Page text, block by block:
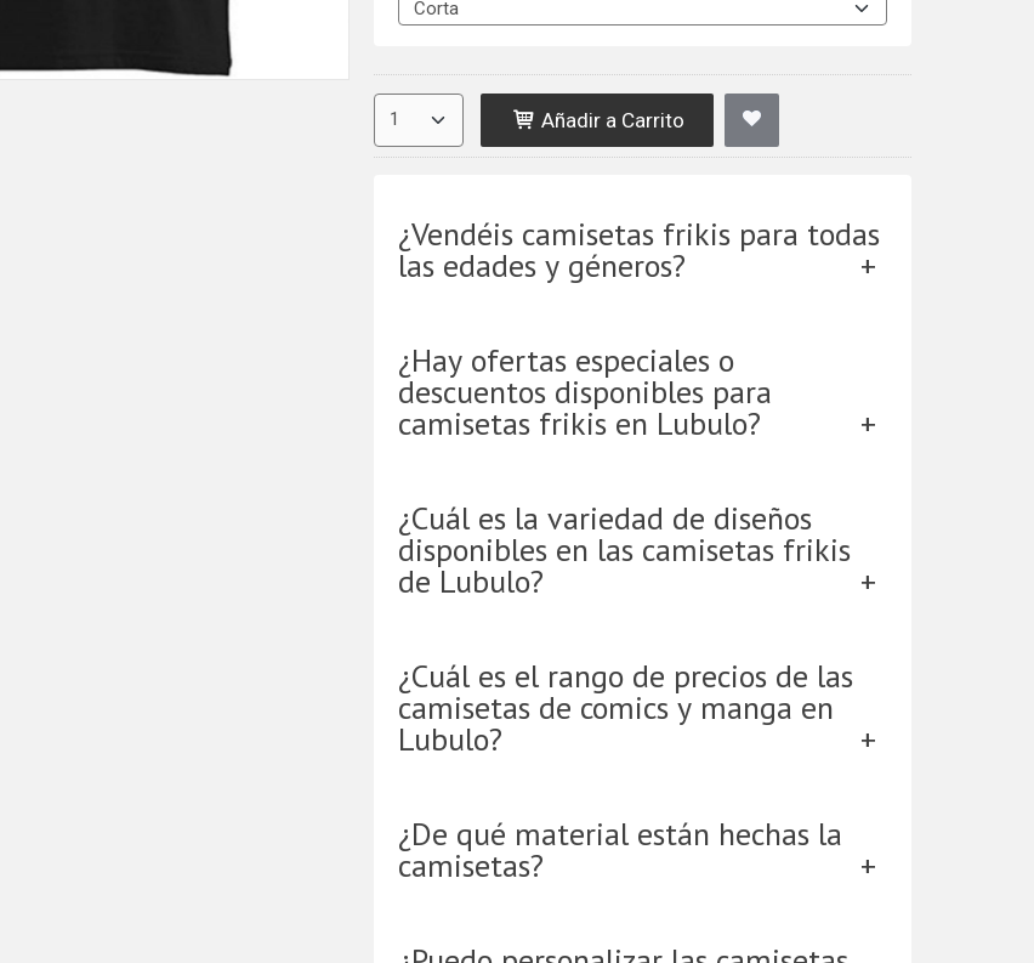
Añadir a Carrito
¿Vendéis camisetas frikis para todas
las edades y géneros?
¿Hay ofertas especiales o
descuentos disponibles para
camisetas frikis en Lubulo?
¿Cuál es la variedad de diseños
disponibles en las camisetas frikis
de Lubulo?
¿Cuál es el rango de precios de las
camisetas de comics y manga en
Lubulo?
¿De qué material están hechas la
camisetas?